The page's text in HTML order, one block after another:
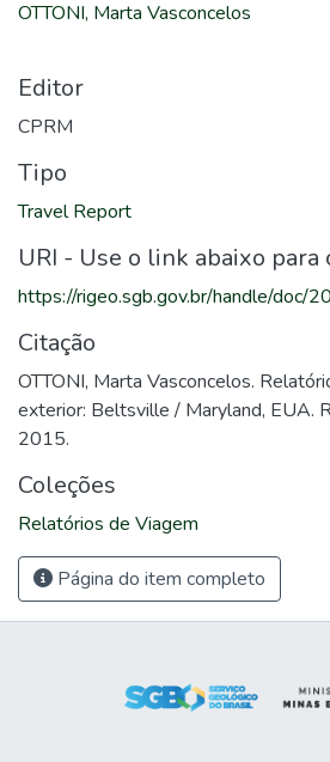
OTTONI, Marta Vasconcelos
Editor
CPRM
Tipo
Travel Report
URI - Use o link abaixo
https://rigeo.sgb.gov.br/handle/doc/
Citação
OTTONI, Marta Vasconcelos.
exterior: Beltsville / Maryland, EUA.
2015.
Coleções
Relatórios de Viagem
Página do item completo